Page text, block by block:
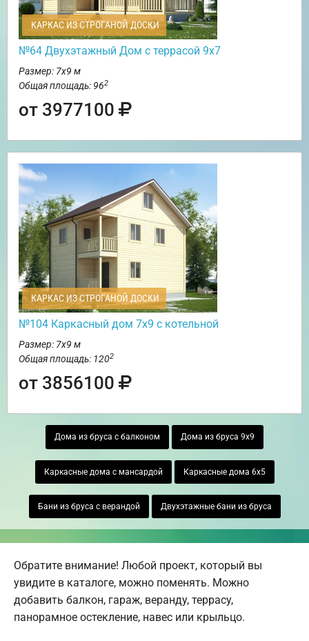
КАРКАС ИЗ СТРОГАНОЙ ДОСКИ
№64 Двухэтажный Дом с террасой 9х7
Размер: 7х9 м
Общая площадь: 962
от 3977100
КАРКАС ИЗ СТРОГАНОЙ ДОСКИ
№104 Каркасный дом 7х9 с котельной
Размер: 7х9 м
Общая площадь: 1202
от 3856100
Дома из бруса с балконом Дома из бруса 9х9
Каркасные дома с мансардой Каркасные дома 6х5
Бани из бруса с верандой Двухэтажные бани из бруса
Обратите внимание! Любой проект, который вы
увидите в каталоге, можно поменять. Можно
добавить балкон, гараж, веранду, террасу,
панорамное остекление, навес или крыльцо.